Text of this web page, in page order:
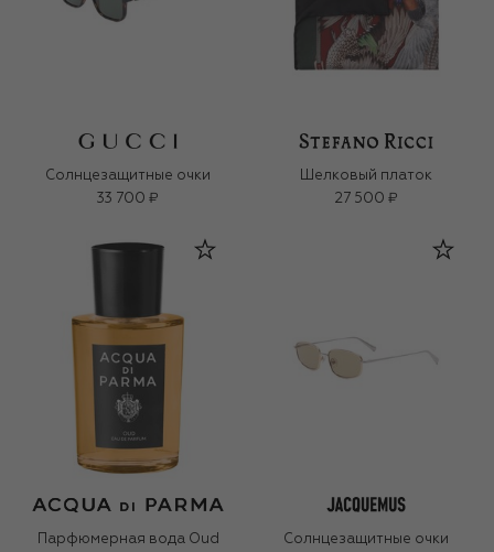
Солнцезащитные очки
33 700 ₽
Шелковый платок
27 500 ₽
Парфюмерная вода Oud
Солнцезащитные очки